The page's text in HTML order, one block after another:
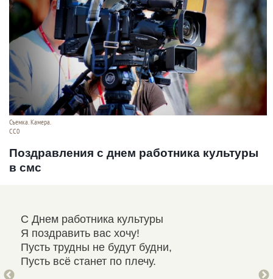
Съемка. Камера.
СС0
Поздравления с днем работника культуры
в смс
С Днем работника культуры
Я поздравить вас хочу!
Пусть трудны не будут будни,
Пусть всё станет по плечу.